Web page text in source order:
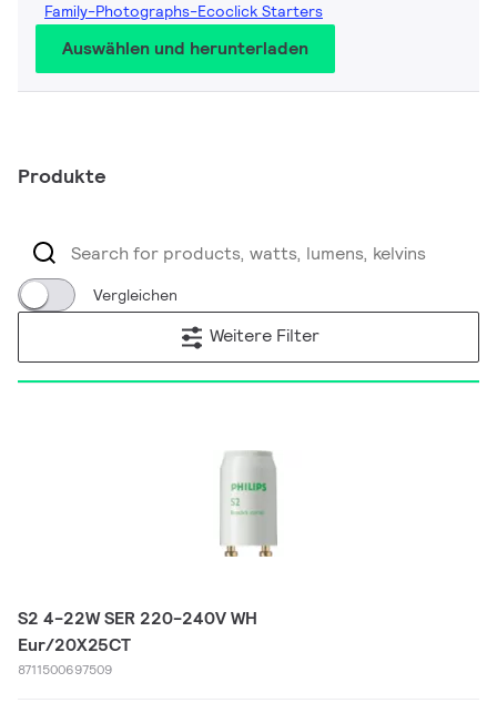
Family-Photographs-Ecoclick Starters
Auswählen und herunterladen
Produkte
Vergleichen
Weitere Filter
S2 4-22W SER 220-240V WH
Eur/20X25CT
8711500697509